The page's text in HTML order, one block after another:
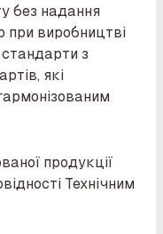
без надання
при виробництві
стандарти з
які
продукції
Технічним